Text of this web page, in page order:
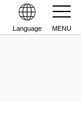
Language MENU